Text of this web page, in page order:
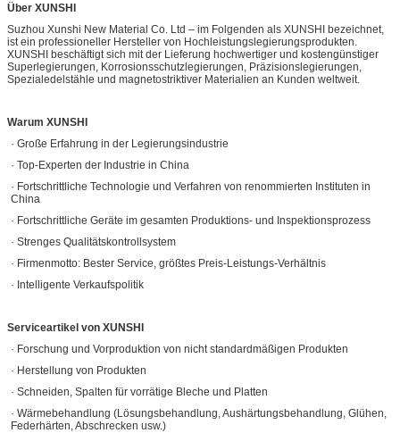
Über XUNSHI
Suzhou Xunshi New Material Co. Ltd – im Folgenden als XUNSHI bezeichnet,
ist ein professioneller Hersteller von Hochleistungslegierungsprodukten.
XUNSHI beschäftigt sich mit der Lieferung hochwertiger und kostengünstiger
Superlegierungen, Korrosionsschutzlegierungen, Präzisionslegierungen,
Spezialedelstähle und magnetostriktiver Materialien an Kunden weltweit.
Warum XUNSHI
· Große Erfahrung in der Legierungsindustrie
· Top-Experten der Industrie in China
· Fortschrittliche Technologie und Verfahren von renommierten Instituten in
China
· Fortschrittliche Geräte im gesamten Produktions- und Inspektionsprozess
· Strenges Qualitätskontrollsystem
· Firmenmotto: Bester Service, größtes Preis-Leistungs-Verhältnis
· Intelligente Verkaufspolitik
Serviceartikel von XUNSHI
· Forschung und Vorproduktion von nicht standardmäßigen Produkten
· Herstellung von Produkten
· Schneiden, Spalten für vorrätige Bleche und Platten
· Wärmebehandlung (Lösungsbehandlung, Aushärtungsbehandlung, Glühen,
Federhärten, Abschrecken usw.)